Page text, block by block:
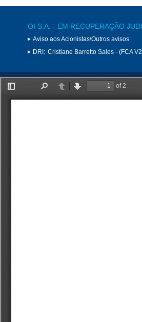
OI S.A. - EM RECUPERAÇÃO
Aviso aos Acionistas\Outros avisos
DRI: Cristiane Barretto Sales - (FCA